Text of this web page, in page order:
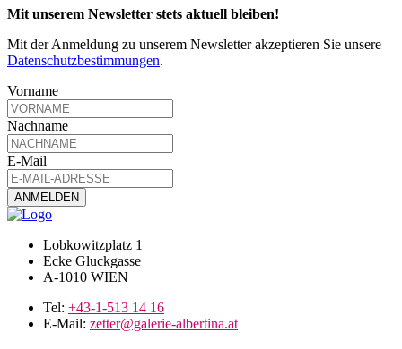
Mit unserem Newsletter stets aktuell bleiben!
Mit der Anmeldung zu unserem Newsletter akzeptieren Sie unsere
Datenschutzbestimmungen.
Vorname
Nachname
E-Mail
Lobkowitzplatz 1
Ecke Gluckgasse
A-1010 WIEN
Tel: +43-1-513 14 16
E-Mail: zetter@galerie-albertina.at